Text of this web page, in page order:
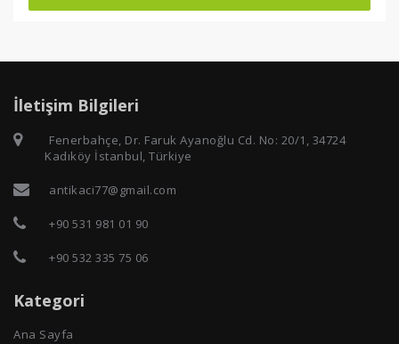
İletişim Bilgileri
Fenerbahçe, Dr. Faruk Ayanoğlu Cd. No: 20/1, 34724
Kadıköy İstanbul, Türkiye
antikaci77@gmail.com
+90 531 981 01 90
+90 532 335 75 06
Kategori
Ana Sayfa